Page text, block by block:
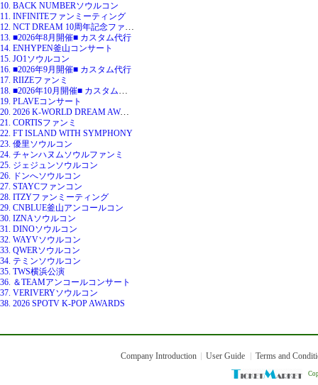
10. BACK NUMBERソウルコン
11. INFINITEファンミーティング
12. NCT DREAM 10周年記念ファンミ
13. ■2026年8月開催■ カスタム代行
14. ENHYPEN釜山コンサート
15. JO1ソウルコン
16. ■2026年9月開催■ カスタム代行
17. RIIZEファンミ
18. ■2026年10月開催■ カスタム代行
19. PLAVEコンサート
20. 2026 K-WORLD DREAM AWARDS
21. CORTISファンミ
22. FT ISLAND WITH SYMPHONY
23. 優里ソウルコン
24. チャンハヌムソウルファンミ
25. ジェジュンソウルコン
26. ドンへソウルコン
27. STAYCファンコン
28. ITZYファンミーティング
29. CNBLUE釜山アンコールコン
30. IZNAソウルコン
31. DINOソウルコン
32. WAYVソウルコン
33. QWERソウルコン
34. テミンソウルコン
35. TWS横浜公演
36. ＆TEAMアンコールコンサート
37. VERIVERYソウルコン
38. 2026 SPOTV K-POP AWARDS
Company Introduction User Guide Terms and